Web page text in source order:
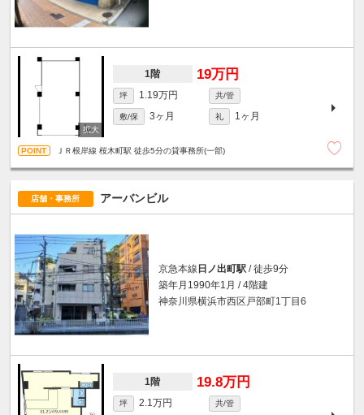
1階 19万円
坪 1.19万円 共/管
敷/保 3ヶ月 礼 1ヶ月
ＪＲ根岸線 桜木町駅 徒歩5分の貸事務所(一部)
店舗・事務所 アーバンビル
京急本線 日ノ出町駅 / 徒歩9分
築年月1990年1月 / 4階建
神奈川県横浜市西区戸部町1丁目6
1階 19.8万円
坪 2.1万円 共/管